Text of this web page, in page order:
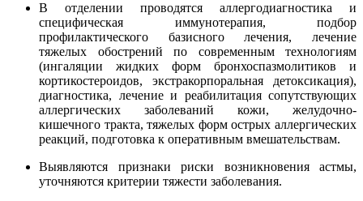
В отделении проводятся аллергодиагностика и
специфическая иммунотерапия, подбор
профилактического базисного лечения, лечение
тяжелых обострений по современным технологиям
(ингаляции жидких форм бронхоспазмолитиков и
кортикостероидов, экстракорпоральная детоксикация),
диагностика, лечение и реабилитация сопутствующих
аллергических заболеваний кожи, желудочно-
кишечного тракта, тяжелых форм острых аллергических
реакций, подготовка к оперативным вмешательствам.
Выявляются признаки риски возникновения астмы,
уточняются критерии тяжести заболевания.